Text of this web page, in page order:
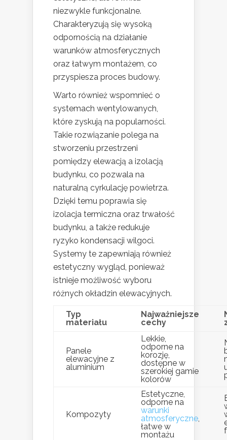
niezwykle funkcjonalne.
Charakteryzują się wysoką
odpornością na działanie
warunków atmosferycznych
oraz łatwym montażem, co
przyspiesza proces budowy.
Warto również wspomnieć o
systemach wentylowanych,
które zyskują na popularności.
Takie rozwiązanie polega na
stworzeniu przestrzeni
pomiędzy elewacją a izolacją
budynku, co pozwala na
naturalną cyrkulację powietrza.
Dzięki temu poprawia się
izolacja termiczna oraz trwałość
budynku, a także redukuje
ryzyko kondensacji wilgoci.
Systemy te zapewniają również
estetyczny wygląd, ponieważ
istnieje możliwość wyboru
różnych okładzin elewacyjnych.
Typ
materiału
Najważniejsze
cechy
Panele
elewacyjne z
aluminium
Lekkie,
odporne na
korozję,
dostępne w
szerokiej gamie
kolorów
Kompozyty
Estetyczne,
odporne na
warunki
atmosferyczne
łatwe w
montażu